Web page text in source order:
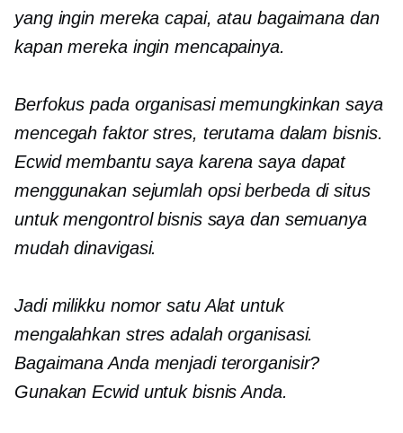
yang ingin mereka capai, atau bagaimana dan
kapan mereka ingin mencapainya.
Berfokus pada organisasi memungkinkan saya
mencegah faktor stres, terutama dalam bisnis.
Ecwid membantu saya karena saya dapat
menggunakan sejumlah opsi berbeda di situs
untuk mengontrol bisnis saya dan semuanya
mudah dinavigasi.
Jadi milikku nomor satuAlat untuk
mengalahkan stres adalah organisasi.
Bagaimana Anda menjadi terorganisir?
Gunakan Ecwid untuk bisnis Anda.